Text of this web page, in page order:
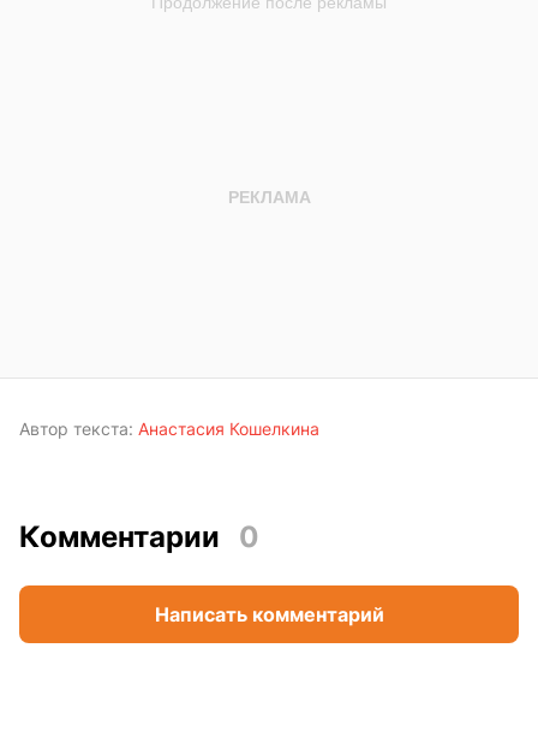
Автор текста: Анастасия Кошелкина
Комментарии 0
Написать комментарий